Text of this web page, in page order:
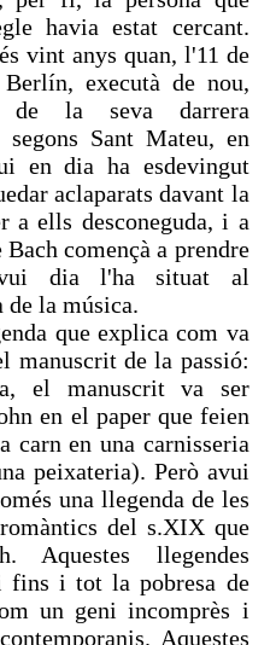
havia estat cercant.
vint anys quan, l'11 de
executà de nou,
de la seva darrera
Sant Mateu, en
en dia ha esdevingut
aclaparats davant la
a ells desconeguda, i a
començà a prendre
dia l'ha situat al
de la música.
que explica com va
manuscrit de la passió:
el manuscrit va ser
en el paper que feien
carn en una carnisseria
peixateria). Però avui
una llegenda de les
del s.XIX que
Aquestes llegendes
fins i tot la pobresa de
un geni incomprès i
Aquestes